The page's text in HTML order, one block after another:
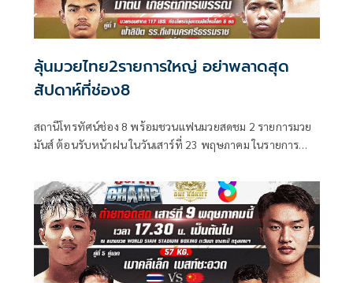
ลุ้นมวยไทย2รายการใหญ่ อย่าพลาดสุด
สัปดาห์ที่ช่อง8
สถานีโทรทัศน์ช่อง 8 พร้อมชวนแฟนมวยสดชม 2 รายการมวย
มันส์ ต้อนรับหน้าฝน ในวันเสาร์ที่ 23 พฤษภาคม ในรายการ
พฤษภาคม กับรายการ มวยดีวิถีไทย เวลา 12.30 น. ที่จะชวน
เหล่าแฟนมวยสนุกแบบลุ้นระทึกอัดแน่นกับเหล่านักมวยฝีมือดี